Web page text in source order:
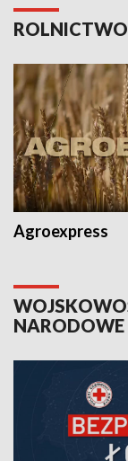
Agroexpress
NARODOWE